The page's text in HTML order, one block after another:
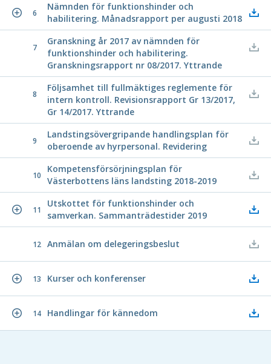
6
Nämnden för funktionshinder och
habilitering. Månadsrapport per augusti 2018
7
Granskning år 2017 av nämnden för
funktionshinder och habilitering.
Granskningsrapport nr 08/2017. Yttrande
8
Följsamhet till fullmäktiges reglemente för
intern kontroll. Revisionsrapport Gr 13/2017,
Gr 14/2017. Yttrande
9
Landstingsövergripande handlingsplan för
oberoende av hyrpersonal. Revidering
10
Kompetensförsörjningsplan för
Västerbottens läns landsting 2018-2019
11
Utskottet för funktionshinder och
samverkan. Sammanträdestider 2019
12 Anmälan om delegeringsbeslut
13 Kurser och konferenser
14 Handlingar för kännedom